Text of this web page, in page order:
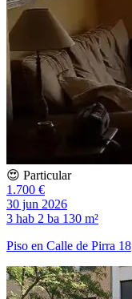
😍 Particular
1.700 €
30 jun 2026
3 hab 2 ba 130 m²
Piso en Calle de Pirra 18